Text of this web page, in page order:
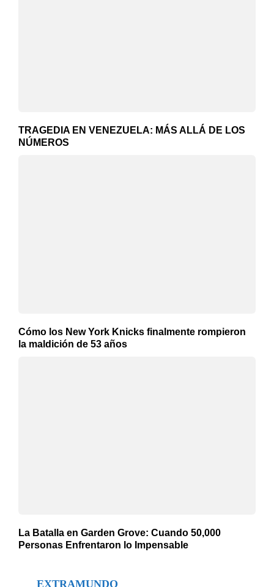
TRAGEDIA EN VENEZUELA: MÁS ALLÁ DE LOS
NÚMEROS
Cómo los New York Knicks finalmente rompieron
la maldición de 53 años
La Batalla en Garden Grove: Cuando 50,000
Personas Enfrentaron lo Impensable
EXTRAMUNDO